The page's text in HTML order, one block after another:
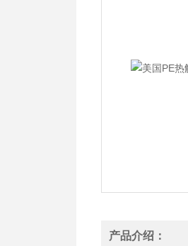
产品介绍：